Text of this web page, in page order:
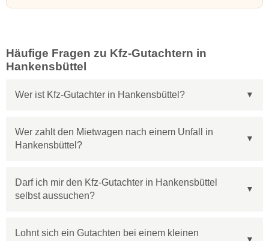
Häufige Fragen zu Kfz-Gutachtern in
Hankensbüttel
Wer ist Kfz-Gutachter in Hankensbüttel?
Wer zahlt den Mietwagen nach einem Unfall in
Hankensbüttel?
Darf ich mir den Kfz-Gutachter in Hankensbüttel
selbst aussuchen?
Lohnt sich ein Gutachten bei einem kleinen